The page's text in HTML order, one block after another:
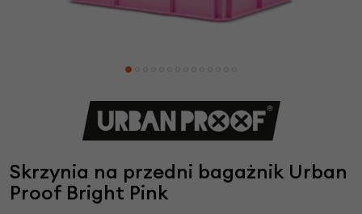
Skrzynia na przedni bagażnik Urban
Proof Bright Pink